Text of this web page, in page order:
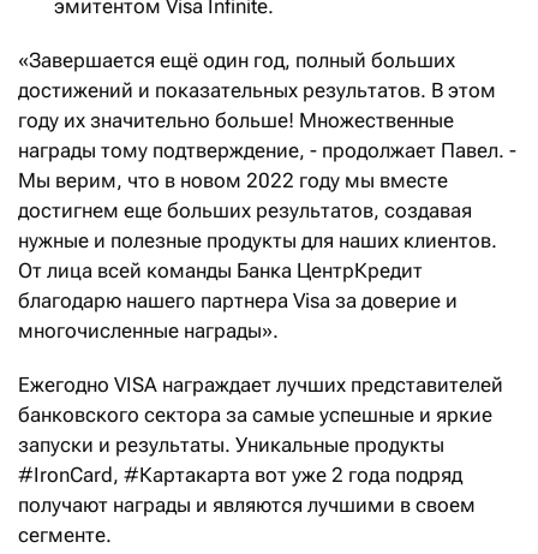
эмитентом Visa Infinite.
«Завершается ещё один год, полный больших
достижений и показательных результатов. В этом
году их значительно больше! Множественные
награды тому подтверждение, - продолжает Павел. -
Мы верим, что в новом 2022 году мы вместе
достигнем еще больших результатов, создавая
нужные и полезные продукты для наших клиентов.
От лица всей команды Банка ЦентрКредит
благодарю нашего партнера Visa за доверие и
многочисленные награды».
Ежегодно VISA награждает лучших представителей
банковского сектора за самые успешные и яркие
запуски и результаты. Уникальные продукты
#IronCard, #Картакарта вот уже 2 года подряд
получают награды и являются лучшими в своем
сегменте.